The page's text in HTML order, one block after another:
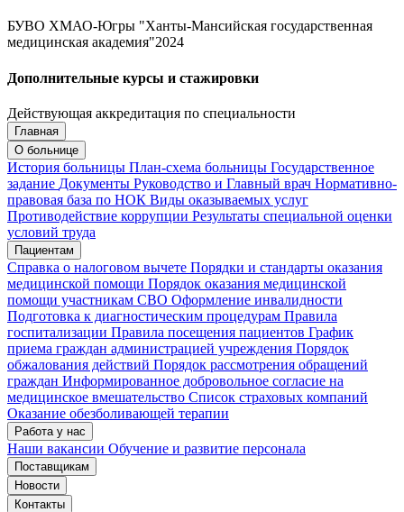
БУВО ХМАО-Югры "Ханты-Мансийская государственная
медицинская академия"2024
Дополнительные курсы и стажировки
Действующая аккредитация по специальности
Запись на приём
Подтвердить запись Отмена
Запись подтверждена
Мои записи
Главная
О больнице
История больницы План-схема больницы Государственное
задание Документы Руководство и Главный врач Нормативно-
правовая база по НОК Виды оказываемых услуг
Противодействие коррупции Результаты специальной оценки
условий труда
Пациентам
Справка о налоговом вычете Порядки и стандарты оказания
медицинской помощи Порядок оказания медицинской
помощи участникам СВО Оформление инвалидности
Подготовка к диагностическим процедурам Правила
госпитализации Правила посещения пациентов График
приема граждан администрацией учреждения Порядок
обжалования действий Порядок рассмотрения обращений
граждан Информированное добровольное согласие на
медицинское вмешательство Список страховых компаний
Оказание обезболивающей терапии
Работа у нас
Наши вакансии Обучение и развитие персонала
Поставщикам
Новости
Контакты